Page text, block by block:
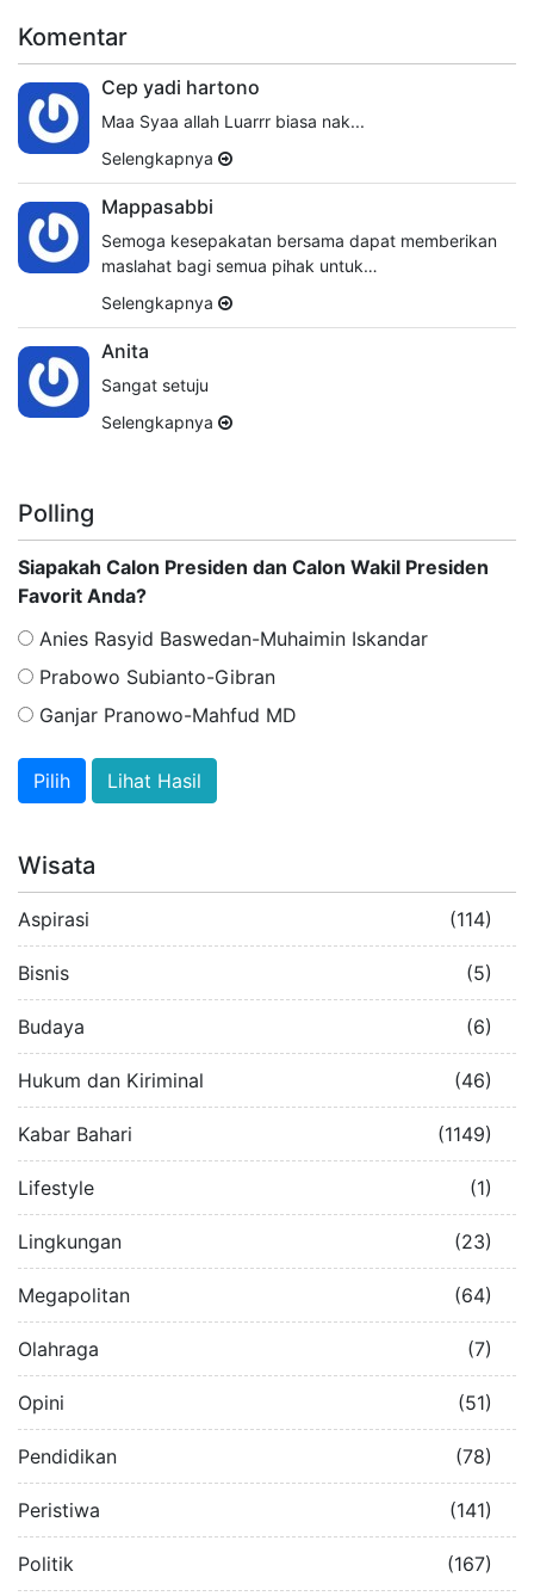
Komentar
Cep yadi hartono
Maa Syaa allah Luarrr biasa nak...
Selengkapnya
Mappasabbi
Semoga kesepakatan bersama dapat memberikan
maslahat bagi semua pihak untuk…
Selengkapnya
Anita
Sangat setuju
Selengkapnya
Polling
Siapakah Calon Presiden dan Calon Wakil Presiden
Favorit Anda?
Anies Rasyid Baswedan-Muhaimin Iskandar
Prabowo Subianto-Gibran
Ganjar Pranowo-Mahfud MD
Lihat Hasil
Wisata
Aspirasi (114)
Bisnis (5)
Budaya (6)
Hukum dan Kiriminal (46)
Kabar Bahari (1149)
Lifestyle (1)
Lingkungan (23)
Megapolitan (64)
Olahraga (7)
Opini (51)
Pendidikan (78)
Peristiwa (141)
Politik (167)